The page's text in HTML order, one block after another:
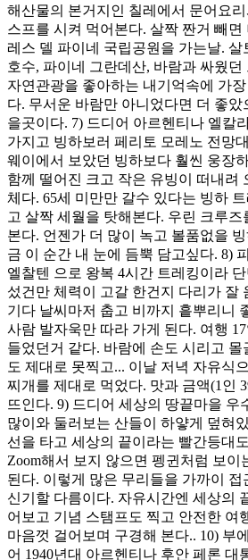
해산물의 본거지인 칠레에서 문어요
스프를 시켜 먹어본다. 살짝 짠거 빼면
레스 델 파이네 국립공원을 가는날. 살
호수, 파이네 그란데산, 바람과 싸웠던
자연관광을 좋아하는 내기억속에 가
다. 무서운 바람만 아니었다면 더 좋
을곳이다. 7) 드디어 아르헨티나 엘칼
가지고 빙하보러 페리토 모레노 전망
웨이에서 보았던 빙하보다 훨씬 웅장
함께 떨어진 크고 작은 유빙이 떠내려
체다. 65세 미만만 갈수 있다는 빙하
고 살짝 세월을 탓해본다. 우린 크루
본다. 언젠가 더 많이 녹고 볼품없을
금 이 순간 내 눈에 듬뿍 담고싶다. 8)
엘찰텐 으로 왕복 4시간 트레킹이라
섰건만 체력이 고갈 한건지 다리가 잘
기다 날씨마저 춥고 비까지 흩뿌리니
사람 발자욱만 따라 가게 된다. 여행
들었던거 같다. 바람에 손도 시리고 몰
도 제대로 못찍고... 이날 저녁 자유식
찌개를 제대로 먹었다. 맛과 금액(1인
뜨인다. 9) 드디어 세상의 땅끝마을 우
많이와 둘러보는 산들이 하얗게 덮혀
선을 타고 세상의 끝이라는 빨간등대
Zoom해서 보지 않으면 펭귄처럼 보이
된다. 이렇게 많은 무리들을 가까이 접
신기할 다름이다. 자유시간엔 세상의
어보고 기념 스탬프도 찍고 안전한 여
마음껏 걸어보며 구경해 본다.. 10) 부
어 1940년대 아르헨티나 후안 페론 대